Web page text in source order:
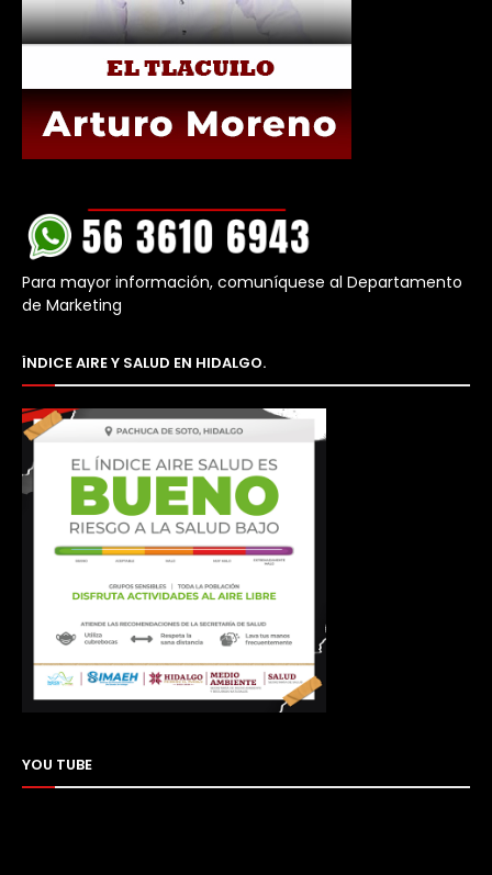
Para mayor información, comuníquese al Departamento
de Marketing
ÍNDICE AIRE Y SALUD EN HIDALGO.
YOU TUBE